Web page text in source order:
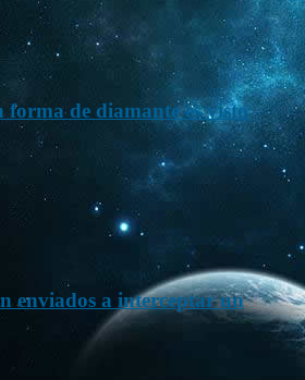
de diamante es visto
enviados a interceptar un